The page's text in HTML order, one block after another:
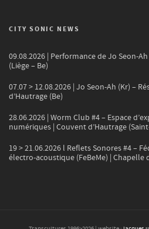
CITY SONIC NEWS
09.08.2026 | Performance de Jo Seon-Ah
(Liège – Be)
07.07 > 12.08.2026 | Jo Seon-Ah (Kr) –
d’Hautrage (Be)
28.06.2026 | Worm Club #4 – Espace
numériques | Couvent d’Hautrage
19 > 21.06.2026 l Reflets Sonores #4 –
électro-acoustique (FeBeMe) | Chapelle